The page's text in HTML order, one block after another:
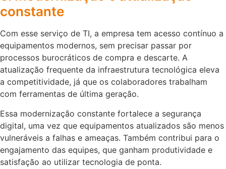
constante
Com esse serviço de TI, a empresa tem acesso contínuo a
equipamentos modernos, sem precisar passar por
processos burocráticos de compra e descarte. A
atualização frequente da infraestrutura tecnológica eleva
a competitividade, já que os colaboradores trabalham
com ferramentas de última geração.
Essa modernização constante fortalece a segurança
digital, uma vez que equipamentos atualizados são menos
vulneráveis a falhas e ameaças. Também contribui para o
engajamento das equipes, que ganham produtividade e
satisfação ao utilizar tecnologia de ponta.